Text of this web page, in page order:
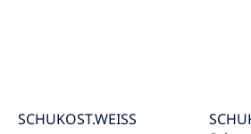
SCHUKOST.WEISS